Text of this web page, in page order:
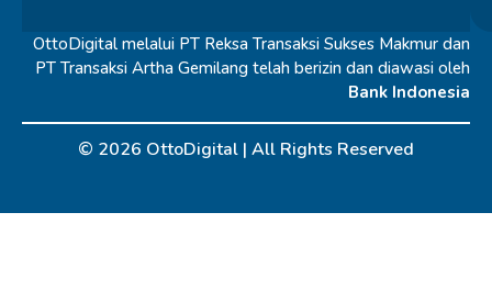
OttoDigital melalui PT Reksa Transaksi Sukses Makmur dan
PT Transaksi Artha Gemilang telah berizin dan diawasi oleh
Bank Indonesia
© 2026 OttoDigital | All Rights Reserved